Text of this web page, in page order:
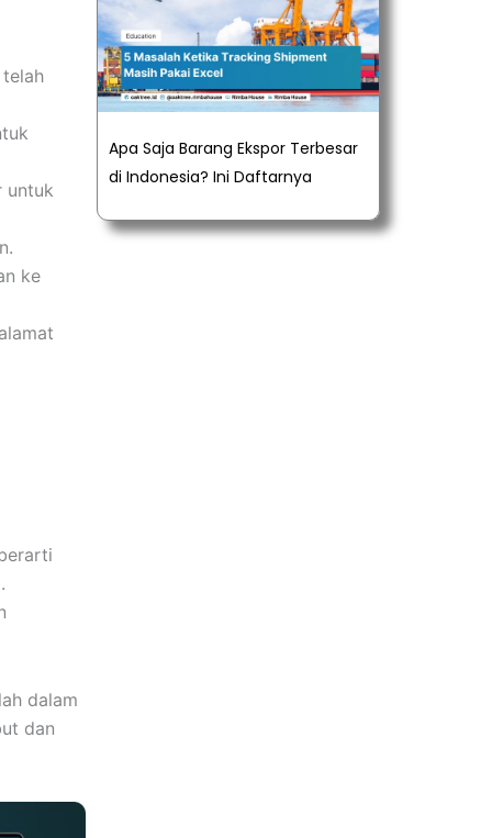
untuk
ke
dalam
dan
Apa Saja Barang Ekspor Terbesar
di Indonesia? Ini Daftarnya